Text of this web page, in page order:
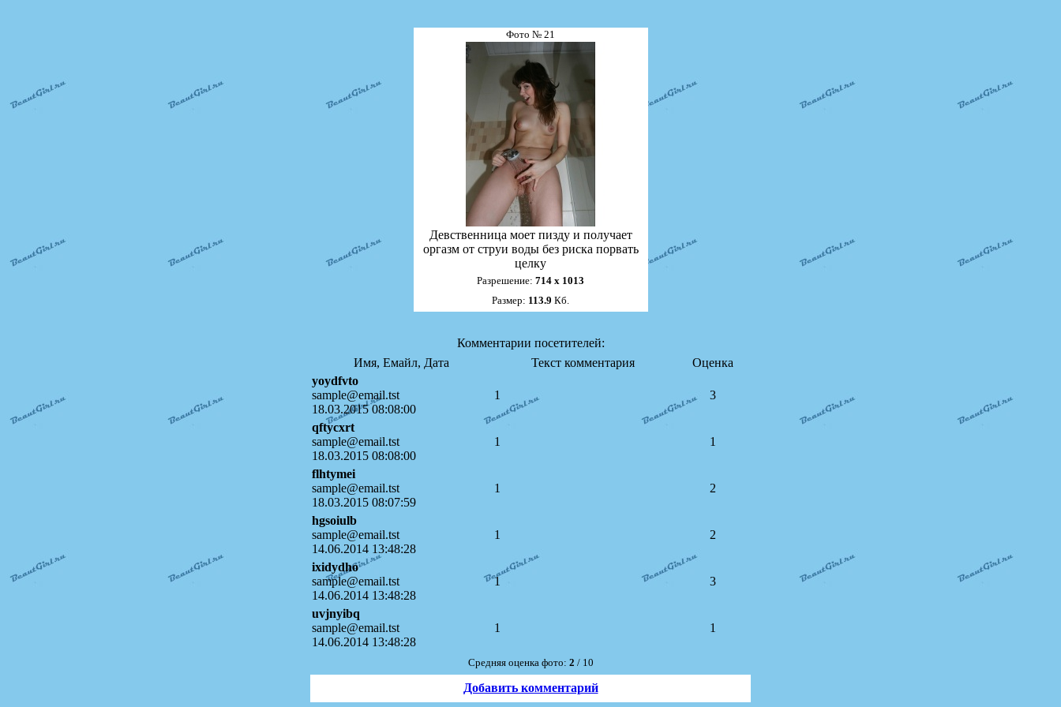
Фото № 21
Девственница моет пизду и получает
оргазм от струи воды без риска порвать
целку
Разрешение: 714 х 1013
Размер: 113.9 Кб.
Комментарии посетителей:
Имя, Емайл, Дата
Текст комментария
Оценка
yoydfvto
sample@email.tst
18.03.2015 08:08:00
1 3
qftycxrt
sample@email.tst
18.03.2015 08:08:00
1 1
flhtymei
sample@email.tst
18.03.2015 08:07:59
1 2
hgsoiulb
sample@email.tst
14.06.2014 13:48:28
1 2
ixidydho
sample@email.tst
14.06.2014 13:48:28
1 3
uvjnyibq
sample@email.tst
14.06.2014 13:48:28
1 1
Средняя оценка фото: 2 / 10
Добавить комментарий